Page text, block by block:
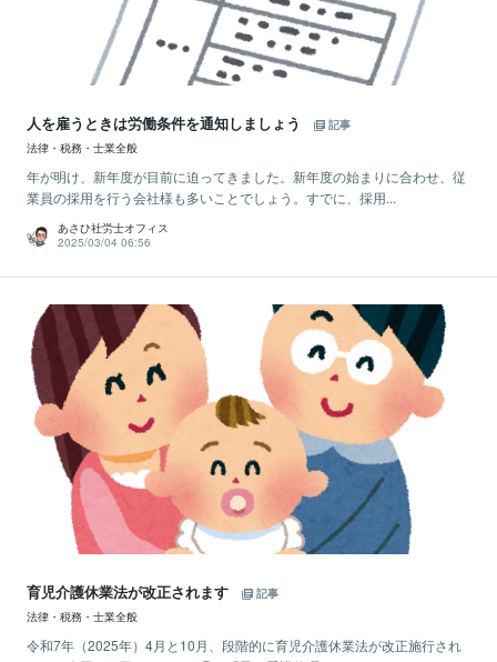
人を雇うときは労働条件を通知しましょう
記事
法律・税務・士業全般
年が明け、新年度が目前に迫ってきました。新年度の始まりに合わせ、従
業員の採用を行う会社様も多いことでしょう。すでに、採用...
あさひ社労士オフィス
2025/03/04 06:56
育児介護休業法が改正されます
記事
法律・税務・士業全般
令和7年（2025年）4月と10月、段階的に育児介護休業法が改正施行され